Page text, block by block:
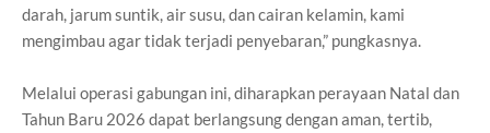
darah, jarum suntik, air susu, dan cairan kelamin, kami
mengimbau agar tidak terjadi penyebaran,” pungkasnya.
Melalui operasi gabungan ini, diharapkan perayaan Natal dan
Tahun Baru 2026 dapat berlangsung dengan aman, tertib,